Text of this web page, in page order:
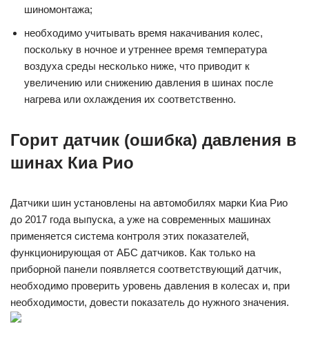
шиномонтажа;
необходимо учитывать время накачивания колес,
поскольку в ночное и утреннее время температура
воздуха среды несколько ниже, что приводит к
увеличению или снижению давления в шинах после
нагрева или охлаждения их соответственно.
Горит датчик (ошибка) давления в
шинах Киа Рио
Датчики шин установлены на автомобилях марки Киа Рио
до 2017 года выпуска, а уже на современных машинах
применяется система контроля этих показателей,
функционирующая от АБС датчиков. Как только на
приборной панели появляется соответствующий датчик,
необходимо проверить уровень давления в колесах и, при
необходимости, довести показатель до нужного значения.